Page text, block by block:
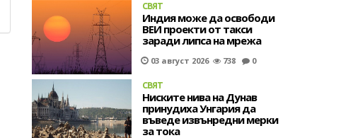
СВЯТ
Индия може да освободи
ВЕИ проекти от такси
заради липса на мрежа
03 август 2026 738 0
СВЯТ
Ниските нива на Дунав
принудиха Унгария да
въведе извънредни мерки
за тока